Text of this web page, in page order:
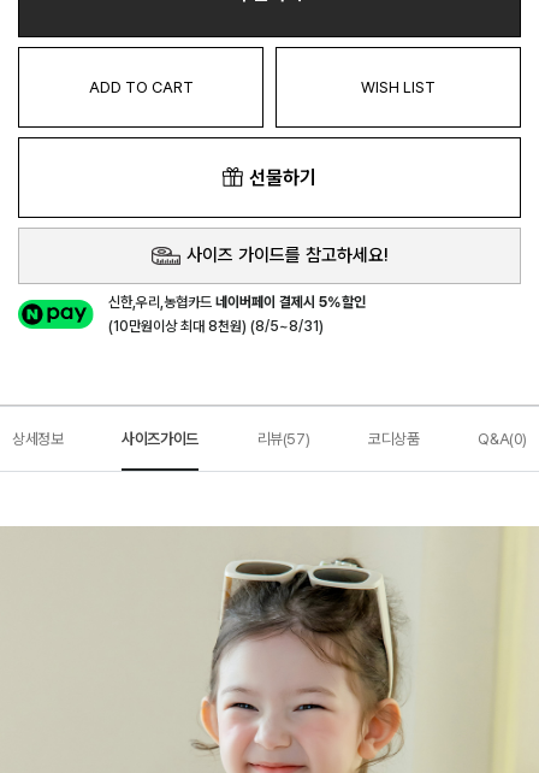
ADD TO CART WISH LIST
선물하기
사이즈 가이드를 참고하세요!
신한,우리,농협카드네이버페이 결제시 5%할인
(10만원이상 최대 8천원) (8/5~8/31)
상세정보 사이즈가이드 리뷰(57) 코디상품 Q&A(0)